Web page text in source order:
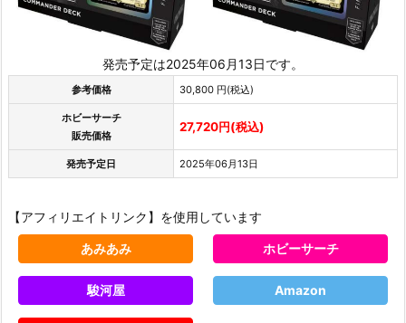
発売予定は2025年06月13日です。
参考価格 30,800 円(税込)
ホビーサーチ
販売価格
27,720円(税込)
発売予定日 2025年06月13日
【アフィリエイトリンク】を使用しています
あみあみ ホビーサーチ
駿河屋 Amazon